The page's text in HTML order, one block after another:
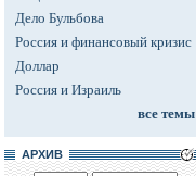
Дело Бульбова
Россия и финансовый кризис
Доллар
Россия и Израиль
все темы
АРХИВ